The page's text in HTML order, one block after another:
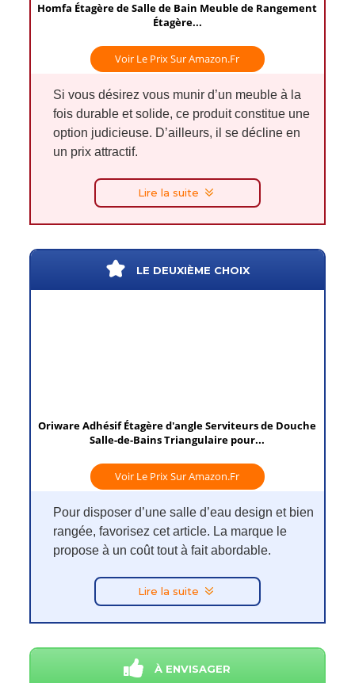
Homfa Étagère de Salle de Bain Meuble de Rangement
Étagère...
Voir Le Prix Sur Amazon.fr
Si vous désirez vous munir d’un meuble à la
fois durable et solide, ce produit constitue une
option judicieuse. D’ailleurs, il se décline en
un prix attractif.
Lire la suite
LE DEUXIÈME CHOIX
Oriware Adhésif Étagère d'angle Serviteurs de Douche
Salle-de-Bains Triangulaire pour...
Voir Le Prix Sur Amazon.fr
Pour disposer d’une salle d’eau design et bien
rangée, favorisez cet article. La marque le
propose à un coût tout à fait abordable.
Lire la suite
À ENVISAGER